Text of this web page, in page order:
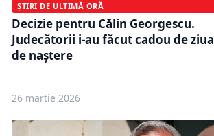
ȘTIRI DE ULTIMĂ ORĂ
Decizie pentru Călin Georgescu.
Judecătorii i-au făcut cadou de ziua
de naștere
26 martie 2026